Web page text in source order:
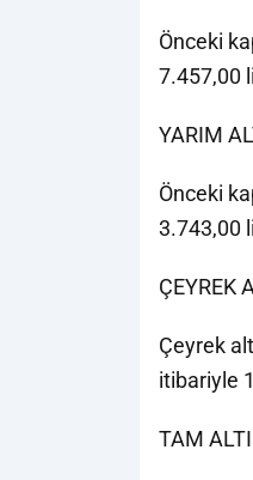
Önceki
7.457,00
YARIM
Önceki
3.743,00
ÇEYREK
Çeyrek
itibariyle
TAM